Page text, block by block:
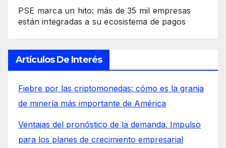
PSE marca un hito: más de 35 mil empresas
están integradas a su ecosistema de pagos
Artículos De Interés
Fiebre por las criptomonedas: cómo es la granja
de minería más importante de América
Ventajas del pronóstico de la demanda. Impulso
para los planes de crecimiento empresarial